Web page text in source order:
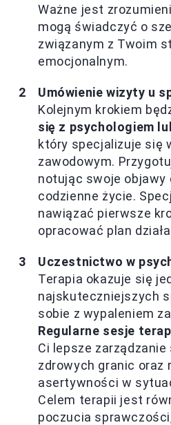
Ważne jest
mogą świadczyć o
związanym z Twoim
emocjonalnym.
Umówienie wizyty u
Kolejnym krokiem
się z psychologiem
który specjalizuje się
zawodowym.
notując swoje objawy
codzienne życie.
nawiązać pierwsze
opracować plan
Uczestnictwo w
Terapia okazuje się
najskuteczniejszych
sobie z wypaleniem
Regularne sesje
Ci lepsze
zdrowych granic oraz
asertywności w
Celem terapii jest
poczucia